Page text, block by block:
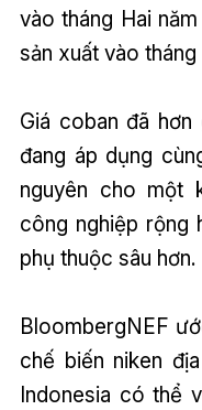
vào tháng Hai
sản xuất vào
Giá coban đã
đang áp dụng
nguyên cho một
công nghiệp rộng
phụ thuộc sâu hơn.
BloombergNEF
chế biến niken
Indonesia có thể